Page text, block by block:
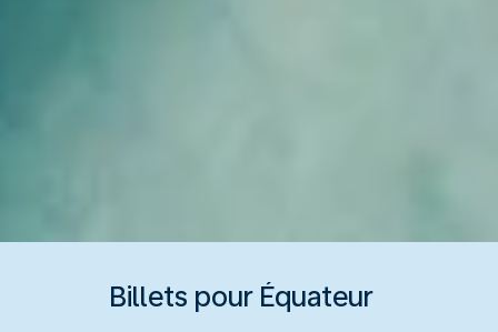
Billets pour Équateur